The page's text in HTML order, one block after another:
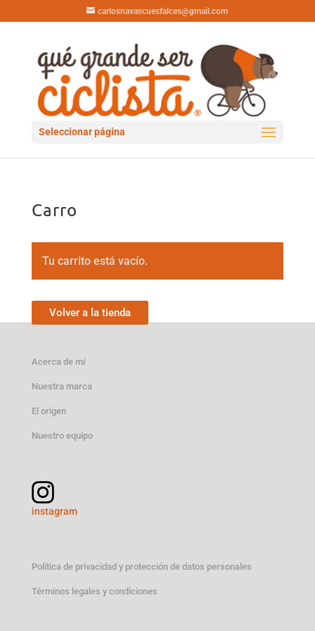
carlosnavascuesfalces@gmail.com
Seleccionar página
Carro
Tu carrito está vacío.
Volver a la tienda
Acerca de mí
Nuestra marca
El origen
Nuestro equipo
instagram
Política de privacidad y protección de datos personales
Términos legales y condiciones